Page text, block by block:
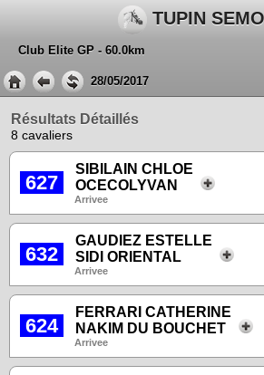
TUPIN
Club Elite GP - 60.0km
28/05/2017
Résultats Détaillés
8 cavaliers
627
SIBILAIN CHLOE
OCECOLYVAN
Arrivee
632
GAUDIEZ ESTELLE
SIDI ORIENTAL
Arrivee
624
FERRARI CATHERINE
NAKIM DU BOUCHET
Arrivee